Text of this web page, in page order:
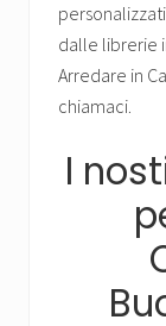
librerie
cartongesso
misura
armadi.
Arredare
dalle librerie
Arredare in
chiamaci.
I